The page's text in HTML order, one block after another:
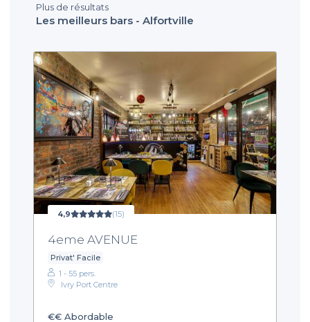
Plus de résultats
Les meilleurs bars - Alfortville
4,9 (15)
4eme AVENUE
Privat' Facile
1 - 55 pers.
Ivry Port Centre
€€ Abordable